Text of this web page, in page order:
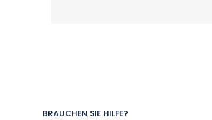
BRAUCHEN SIE HILFE?